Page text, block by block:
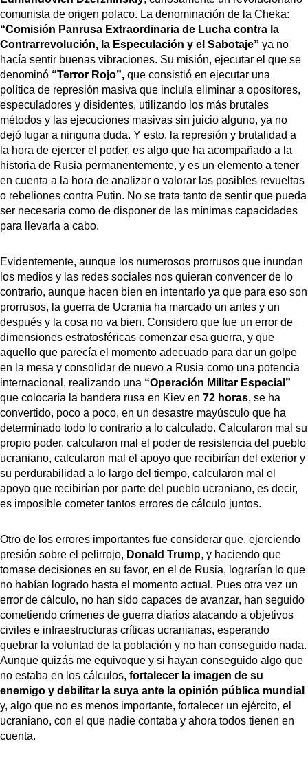
comunista de origen polaco. La denominación de la Cheka:
“Comisión Panrusa Extraordinaria de Lucha contra la
Contrarrevolución, la Especulación y el Sabotaje” ya no
hacía sentir buenas vibraciones. Su misión, ejecutar el que se
denominó “Terror Rojo”, que consistió en ejecutar una
política de represión masiva que incluía eliminar a opositores,
especuladores y disidentes, utilizando los más brutales
métodos y las ejecuciones masivas sin juicio alguno, ya no
dejó lugar a ninguna duda. Y esto, la represión y brutalidad a
la hora de ejercer el poder, es algo que ha acompañado a la
historia de Rusia permanentemente, y es un elemento a tener
en cuenta a la hora de analizar o valorar las posibles revueltas
o rebeliones contra Putin. No se trata tanto de sentir que pueda
ser necesaria como de disponer de las mínimas capacidades
para llevarla a cabo.
Evidentemente, aunque los numerosos prorrusos que inundan
los medios y las redes sociales nos quieran convencer de lo
contrario, aunque hacen bien en intentarlo ya que para eso son
prorrusos, la guerra de Ucrania ha marcado un antes y un
después y la cosa no va bien. Considero que fue un error de
dimensiones estratosféricas comenzar esa guerra, y que
aquello que parecía el momento adecuado para dar un golpe
en la mesa y consolidar de nuevo a Rusia como una potencia
internacional, realizando una “Operación Militar Especial”
que colocaría la bandera rusa en Kiev en 72 horas, se ha
convertido, poco a poco, en un desastre mayúsculo que ha
determinado todo lo contrario a lo calculado. Calcularon mal su
propio poder, calcularon mal el poder de resistencia del pueblo
ucraniano, calcularon mal el apoyo que recibirían del exterior y
su perdurabilidad a lo largo del tiempo, calcularon mal el
apoyo que recibirían por parte del pueblo ucraniano, es decir,
es imposible cometer tantos errores de cálculo juntos.
Otro de los errores importantes fue considerar que, ejerciendo
presión sobre el pelirrojo, Donald Trump, y haciendo que
tomase decisiones en su favor, en el de Rusia, lograrían lo que
no habían logrado hasta el momento actual. Pues otra vez un
error de cálculo, no han sido capaces de avanzar, han seguido
cometiendo crímenes de guerra diarios atacando a objetivos
civiles e infraestructuras críticas ucranianas, esperando
quebrar la voluntad de la población y no han conseguido nada.
Aunque quizás me equivoque y si hayan conseguido algo que
no estaba en los cálculos, fortalecer la imagen de su
enemigo y debilitar la suya ante la opinión pública mundial
y, algo que no es menos importante, fortalecer un ejército, el
ucraniano, con el que nadie contaba y ahora todos tienen en
cuenta.